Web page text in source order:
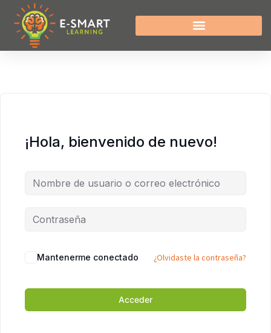
¡Hola, bienvenido de nuevo!
Mantenerme conectado ¿Olvidaste la contraseña?
Acceder